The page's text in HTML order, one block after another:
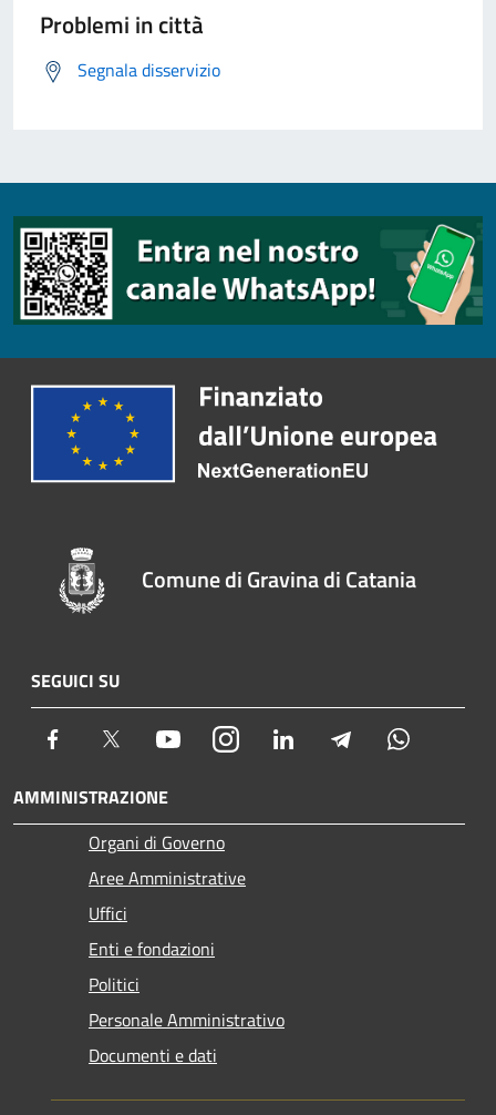
Problemi in città
Segnala disservizio
Comune di Gravina di Catania
SEGUICI SU
Facebook Twitter YoutubeInstagram LinkedIn Telegram
AMMINISTRAZIONE
Organi di Governo
Aree Amministrative
Uffici
Enti e fondazioni
Politici
Personale Amministrativo
Documenti e dati